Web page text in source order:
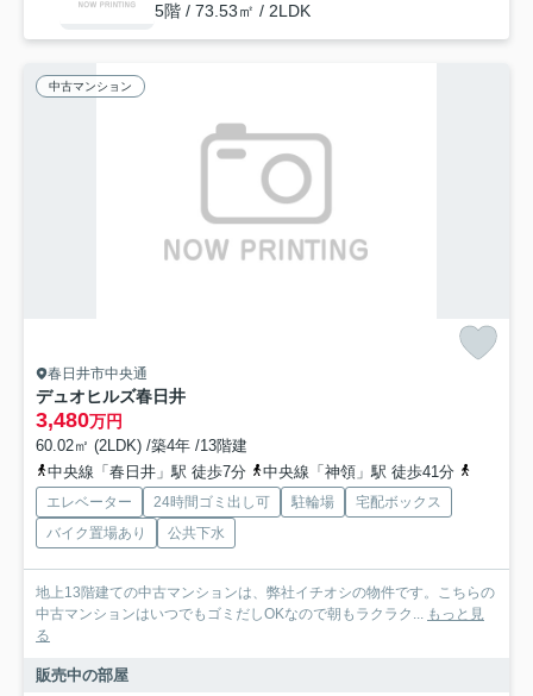
5階 / 73.53㎡ / 2LDK
中古マンション
春日井市中央通
デュオヒルズ春日井
3,480万円
60.02㎡ (2LDK) /築4年 /13階建
中央線「春日井」駅 徒歩7分
中央線「神領」駅 徒歩41分
エレベーター 24時間ゴミ出し可 駐輪場
宅配ボックス
バイク置場あり
公共下水
地上13階建ての中古マンションは、弊社イチオシの物件です。こちらの
中古マンションはいつでもゴミだしOKなので朝もラクラク... もっと見
る
販売中の部屋